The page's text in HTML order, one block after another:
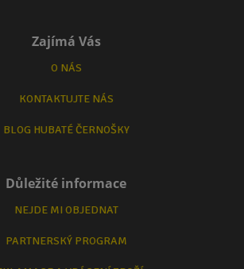
Zajímá Vás
O NÁS
KONTAKTUJTE NÁS
BLOG HUBATÉ ČERNOŠKY
Důležité informace
NEJDE MI OBJEDNAT
PARTNERSKÝ PROGRAM